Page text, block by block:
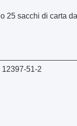
25 sacchi di carta
51-2